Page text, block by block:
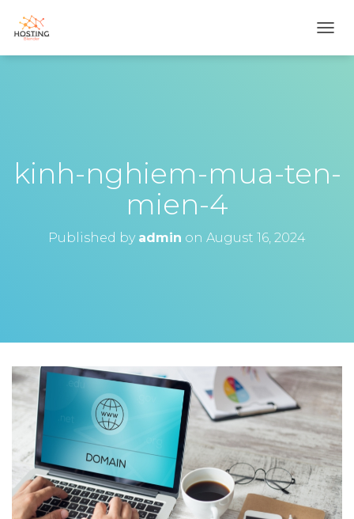
O
I
kinh-nghiem-mua-ten-
mien-4
Published by admin on August 16, 2024